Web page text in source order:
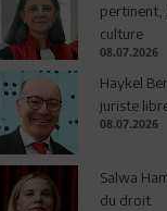
pertinent,
culture
08.07.2026
Haykel
juriste
08.07.2026
Salwa
du droit